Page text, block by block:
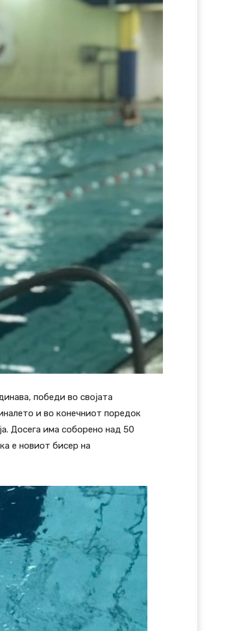
победи во својата
и во конечниот поредок
Досега има соборено над 50
е новиот бисер на